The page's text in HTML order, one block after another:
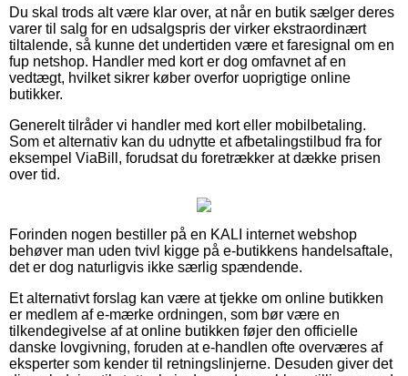
Du skal trods alt være klar over, at når en butik sælger deres
varer til salg for en udsalgspris der virker ekstraordinært
tiltalende, så kunne det undertiden være et faresignal om en
fup netshop. Handler med kort er dog omfavnet af en
vedtægt, hvilket sikrer køber overfor uoprigtige online
butikker.
Generelt tilråder vi handler med kort eller mobilbetaling.
Som et alternativ kan du udnytte et afbetalingstilbud fra for
eksempel ViaBill, forudsat du foretrækker at dække prisen
over tid.
Forinden nogen bestiller på en KALI internet webshop
behøver man uden tvivl kigge på e-butikkens handelsaftale,
det er dog naturligvis ikke særlig spændende.
Et alternativt forslag kan være at tjekke om online butikken
er medlem af e-mærke ordningen, som bør være en
tilkendegivelse af at online butikken føjer den officielle
danske lovgivning, foruden at e-handlen ofte overværes af
eksperter som kender til retningslinjerne. Desuden giver det